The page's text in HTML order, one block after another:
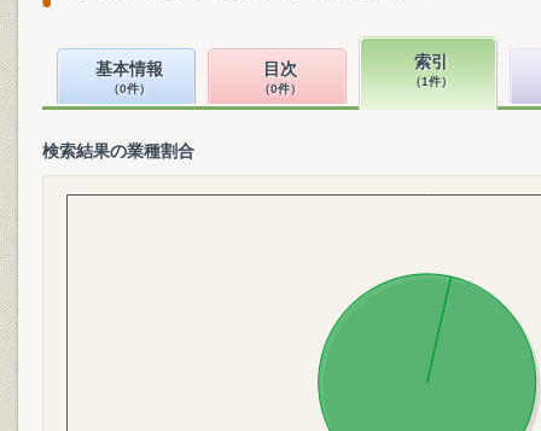
基本情報
（0件）
目次
（0件）
索引
（1件）
検索結果の業種割合